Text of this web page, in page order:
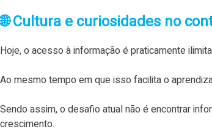
🌐 Cultura e curiosidades no
Hoje, o acesso à informação é praticamente
Ao mesmo tempo em que isso facilita o
Sendo assim, o desafio atual não é encontrar
crescimento.